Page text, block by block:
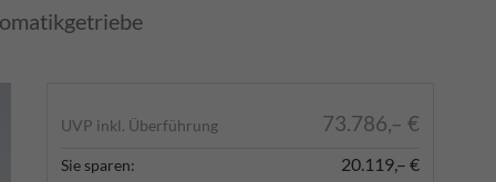
UVP inkl. Überführung 73.786,– €
Sie sparen:
20.119,– €